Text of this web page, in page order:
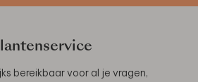
bereikbaar voor al je vragen,